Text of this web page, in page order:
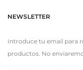
NEWSLETTER
Introduce tu email para
productos. No